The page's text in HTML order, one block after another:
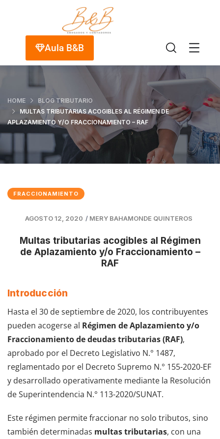
Aula B&B
HOME
BLOG TRIBUTARIO
MULTAS TRIBUTARIAS ACOGIBLES AL RÉGIMEN DE
APLAZAMIENTO Y/O FRACCIONAMIENTO – RAF
FRACCIONAMIENTO
AGOSTO 12, 2020 / MERY BAHAMONDE QUINTEROS
Multas tributarias acogibles al Régimen
de Aplazamiento y/o Fraccionamiento –
RAF
Introducción
Hasta el 30 de septiembre de 2020, los contribuyentes
pueden acogerse al Régimen de Aplazamiento y/o
Fraccionamiento de deudas tributarias (RAF),
aprobado por el Decreto Legislativo N.° 1487,
reglamentado por el Decreto Supremo N.° 155-2020-EF
y desarrollado operativamente mediante la Resolución
de Superintendencia N.° 113-2020/SUNAT.
Este régimen permite fraccionar no solo tributos, sino
también determinadas multas tributarias, con una